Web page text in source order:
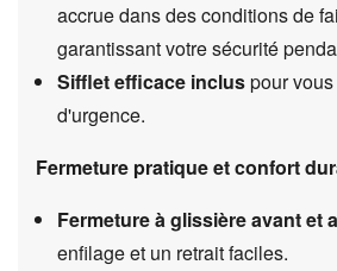
accrue dans des conditions de
garantissant votre sécurité
Sifflet efficace incluspour
d'urgence.
Fermeture pratique et confort
Fermeture à glissière avant et
enfilage et un retrait faciles.